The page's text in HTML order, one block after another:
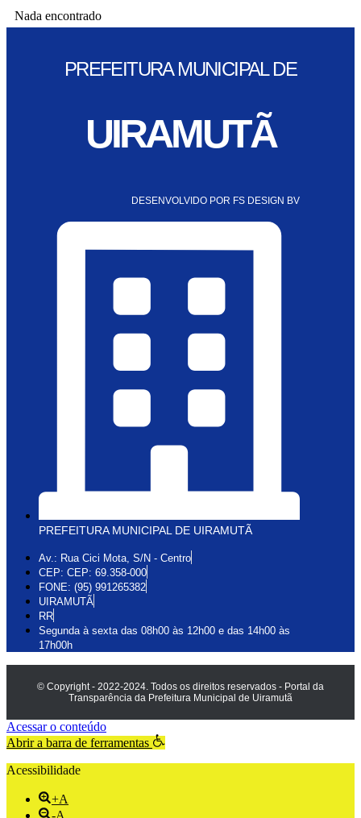
Nada encontrado
PREFEITURA MUNICIPAL DE
UIRAMUTÃ
DESENVOLVIDO POR FS DESIGN BV
PREFEITURA MUNICIPAL DE UIRAMUTÃ
Av.: Rua Cici Mota, S/N - Centro
CEP: CEP: 69.358-000
FONE: (95) 991265382
UIRAMUTÃ
RR
Segunda à sexta das 08h00 às 12h00 e das 14h00 às
17h00h
© Copyright - 2022-2024. Todos os direitos reservados - Portal da
Transparência da Prefeitura Municipal de Uiramutã
Acessar o conteúdo
Abrir a barra de ferramentas
Acessibilidade
+A
-A